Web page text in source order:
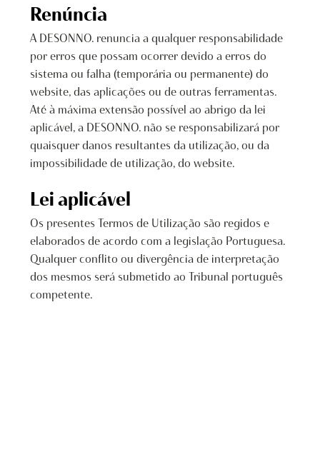
Renúncia
A DESONNO. renuncia a qualquer responsabilidade
por erros que possam ocorrer devido a erros do
sistema ou falha (temporária ou permanente) do
website, das aplicações ou de outras ferramentas.
Até à máxima extensão possível ao abrigo da lei
aplicável, a DESONNO. não se responsabilizará por
quaisquer danos resultantes da utilização, ou da
impossibilidade de utilização, do website.
Lei aplicável
Os presentes Termos de Utilização são regidos e
elaborados de acordo com a legislação Portuguesa.
Qualquer conflito ou divergência de interpretação
dos mesmos será submetido ao Tribunal português
competente.